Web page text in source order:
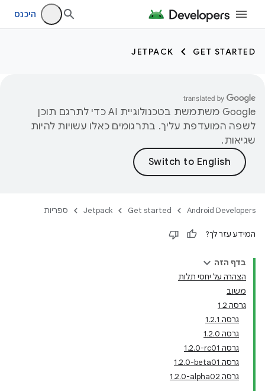
היכנס
GET STARTED
JETPACK
‫Google משתמשת בטכנולוגיית AI כדי לתרגם תוכן
לשפה המועדפת עליך. בתרגומים כאלו עשויות להיות
שגיאות.
Android Developers
Get started
Jetpack ספריות
המידע עזר לך?
בדף הזה
הצהרה על יחסי תלות
משוב
גרסה 1.2
גרסה 1.2.1
גרסה 1.2.0
גרסה ‎1.2.0-rc01
גרסה ‎1.2.0-beta01
גרסה ‎1.2.0-alpha02